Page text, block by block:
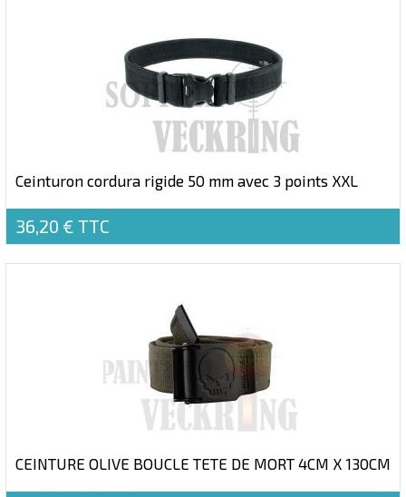
Ceinturon cordura rigide 50 mm avec 3 points XXL
36,20 € TTC
CEINTURE OLIVE BOUCLE TETE DE MORT 4CM X 130CM